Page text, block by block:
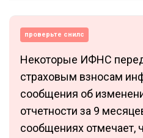
проверьте снилс
Некоторые ИФНС
страховым взносам
сообщения об
отчетности за 9
сообщениях отмечает,